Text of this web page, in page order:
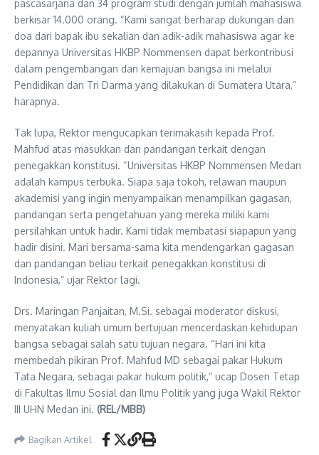
pascasarjana dan 34 program studi dengan jumlah mahasiswa
berkisar 14.000 orang. “Kami sangat berharap dukungan dan
doa dari bapak ibu sekalian dan adik-adik mahasiswa agar ke
depannya Universitas HKBP Nommensen dapat berkontribusi
dalam pengembangan dan kemajuan bangsa ini melalui
Pendidikan dan Tri Darma yang dilakukan di Sumatera Utara,”
harapnya.
Tak lupa, Rektor mengucapkan terimakasih kepada Prof.
Mahfud atas masukkan dan pandangan terkait dengan
penegakkan konstitusi. “Universitas HKBP Nommensen Medan
adalah kampus terbuka. Siapa saja tokoh, relawan maupun
akademisi yang ingin menyampaikan menampilkan gagasan,
pandangan serta pengetahuan yang mereka miliki kami
persilahkan untuk hadir. Kami tidak membatasi siapapun yang
hadir disini. Mari bersama-sama kita mendengarkan gagasan
dan pandangan beliau terkait penegakkan konstitusi di
Indonesia,” ujar Rektor lagi.
Drs. Maringan Panjaitan, M.Si. sebagai moderator diskusi,
menyatakan kuliah umum bertujuan mencerdaskan kehidupan
bangsa sebagai salah satu tujuan negara. “Hari ini kita
membedah pikiran Prof. Mahfud MD sebagai pakar Hukum
Tata Negara, sebagai pakar hukum politik,” ucap Dosen Tetap
di Fakultas Ilmu Sosial dan Ilmu Politik yang juga Wakil Rektor
III UHN Medan ini. (REL/MBB)
Bagikan Artikel